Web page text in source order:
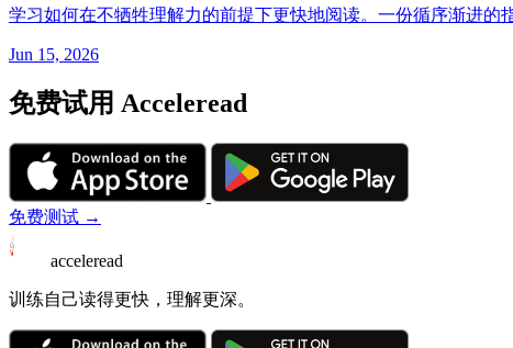
学习如何在不牺牲理解力的前提下更快地阅读。一份循序渐进
Jun 15, 2026
免费试用 Acceleread
免费测试 →
acceleread
训练自己读得更快，理解更深。